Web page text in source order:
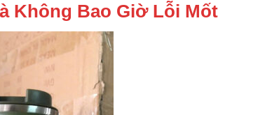
Không Bao Giờ Lỗi Mốt